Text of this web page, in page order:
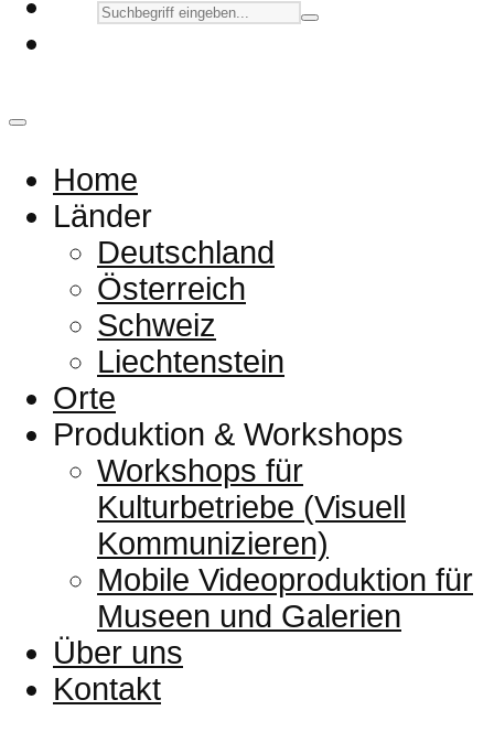
Home
Länder
Deutschland
Österreich
Schweiz
Liechtenstein
Orte
Produktion & Workshops
Workshops für
Kulturbetriebe (Visuell
Kommunizieren)
Mobile Videoproduktion für
Museen und Galerien
Über uns
Kontakt